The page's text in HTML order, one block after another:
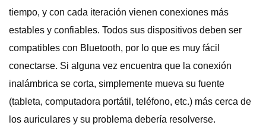
tiempo, y con cada iteración vienen conexiones más
estables y confiables. Todos sus dispositivos deben ser
compatibles con Bluetooth, por lo que es muy fácil
conectarse. Si alguna vez encuentra que la conexión
inalámbrica se corta, simplemente mueva su fuente
(tableta, computadora portátil, teléfono, etc.) más cerca de
los auriculares y su problema debería resolverse.